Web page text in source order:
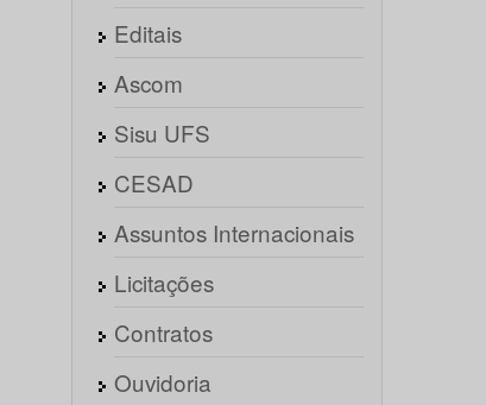
Editais
Ascom
Sisu UFS
CESAD
Assuntos Internacionais
Licitações
Contratos
Ouvidoria